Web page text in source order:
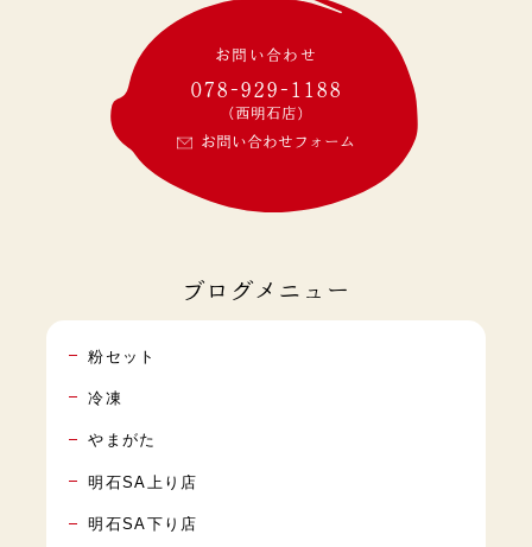
お問い合わせ
078-929-1188
(西明石店)
お問い合わせフォーム
ブログメニュー
粉セット
冷凍
やまがた
明石SA上り店
明石SA下り店